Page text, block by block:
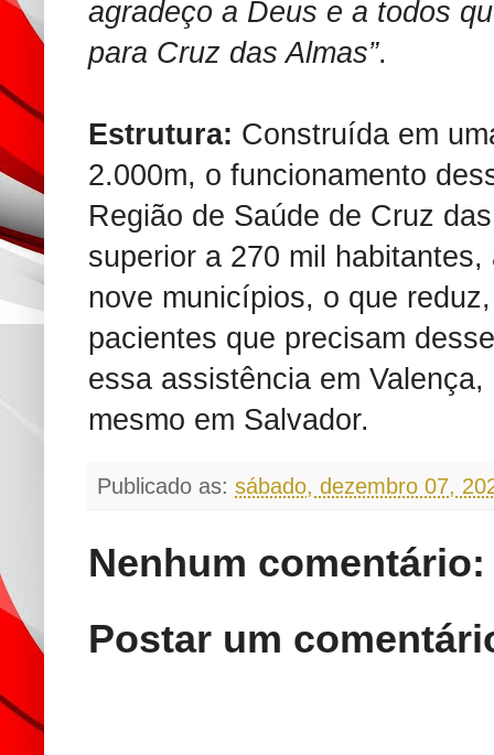
agradeço a Deus e a todos
para Cruz das Almas”.
Estrutura: Construída em
2.000m, o funcionamento
Região de Saúde de Cruz
superior a 270 mil
nove municípios, o que
pacientes que precisam
essa assistência em
mesmo em Salvador.
Publicado as: sábado, dezembro 07,
Nenhum comentário:
Postar um